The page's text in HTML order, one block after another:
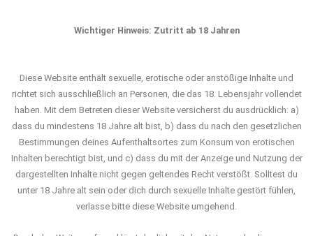
Wichtiger Hinweis: Zutritt ab 18 Jahren
Diese Website enthält sexuelle, erotische oder anstößige Inhalte und
richtet sich ausschließlich an Personen, die das 18. Lebensjahr vollendet
haben. Mit dem Betreten dieser Website versicherst du ausdrücklich: a)
dass du mindestens 18 Jahre alt bist, b) dass du nach den gesetzlichen
Bestimmungen deines Aufenthaltsortes zum Konsum von erotischen
Inhalten berechtigt bist, und c) dass du mit der Anzeige und Nutzung der
dargestellten Inhalte nicht gegen geltendes Recht verstößt. Solltest du
unter 18 Jahre alt sein oder dich durch sexuelle Inhalte gestört fühlen,
verlasse bitte diese Website umgehend.